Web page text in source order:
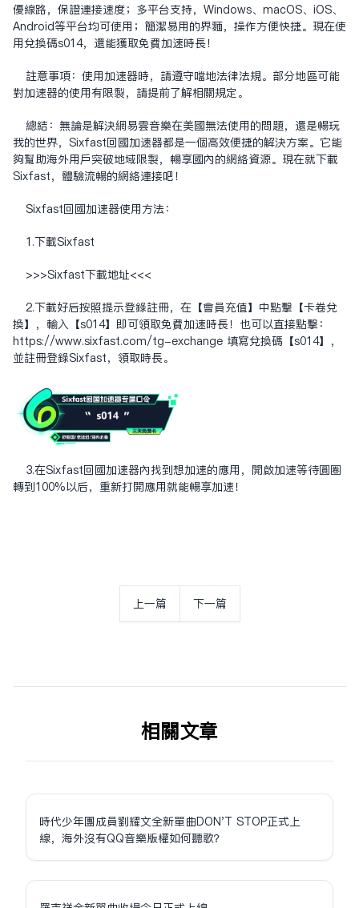
优线路，保证连接速度；多平台支持，Windows、macOS、iOS、
Android等平台均可使用；简洁易用的界面，操作方便快捷。现在使
用兑换码s014，还能获取免费加速时长！
注意事项：使用加速器时，请遵守当地法律法规。部分地区可能
对加速器的使用有限制，请提前了解相关规定。
总结：无论是解决网易云音乐在美国无法使用的问题，还是畅玩
我的世界，Sixfast回国加速器都是一个高效便捷的解决方案。它能
够帮助海外用户突破地域限制，畅享国内的网络资源。现在就下载
Sixfast，体验流畅的网络连接吧！
Sixfast回国加速器使用方法：
1.下载Sixfast
>>>Sixfast下载地址<<<
2.下载好后按照提示登录注册，在【会员充值】中点击【卡卷兑
换】，输入【s014】即可领取免费加速时长！也可以直接点击：
https://www.sixfast.com/tg-exchange 填写兑换码【s014】，
并注册登录Sixfast，领取时长。
3.在Sixfast回国加速器内找到想加速的应用，开启加速等待圆圈
转到100%以后，重新打开应用就能畅享加速！
上一篇 下一篇
相关文章
時代少年團成員劉耀文全新單曲DON'T STOP正式上
線，海外沒有QQ音樂版權如何聽歌？